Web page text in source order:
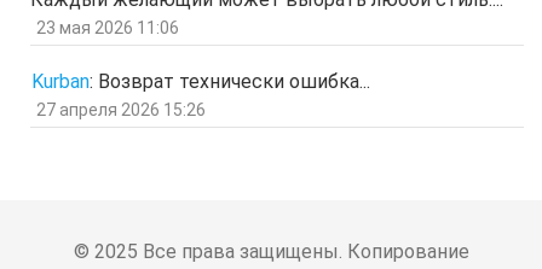
SPPS 2 мар 2026, 16:19
ау, есть кто живой здесь?)
Гость
отв.
23 мая 2026 11:06
Kurban: Возврат технически ошибка...
27 апреля 2026 15:26
© 2025 Все права защищены. Копирование